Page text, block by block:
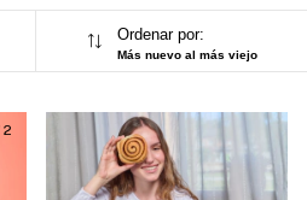
Ordenar por:
Más nuevo al más viejo
2